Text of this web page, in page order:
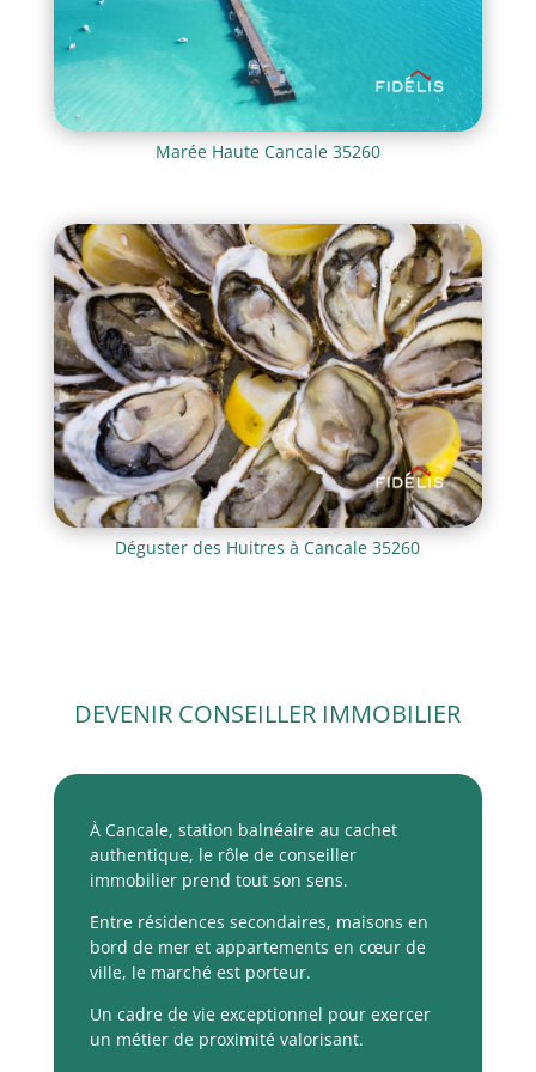
Marée Haute Cancale 35260
Déguster des Huitres à Cancale 35260
DEVENIR CONSEILLER IMMOBILIER
À Cancale, station balnéaire au cachet
authentique, le rôle de conseiller
immobilier prend tout son sens.
Entre résidences secondaires, maisons en
bord de mer et appartements en cœur de
ville, le marché est porteur.
Un cadre de vie exceptionnel pour exercer
un métier de proximité valorisant.